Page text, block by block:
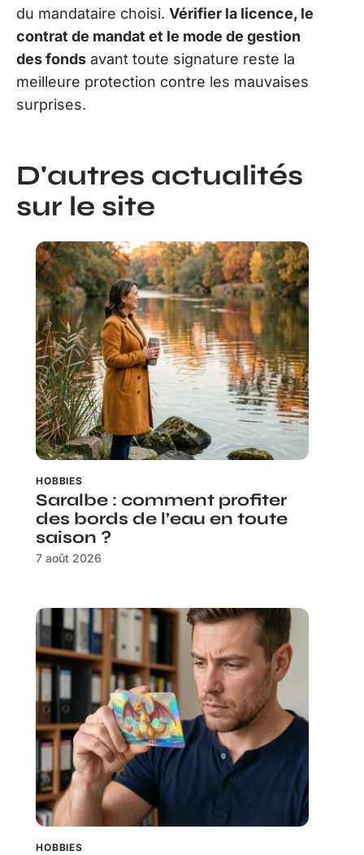
du mandataire choisi. Vérifier la licence, le
contrat de mandat et le mode de gestion
des fonds avant toute signature reste la
meilleure protection contre les mauvaises
surprises.
D'autres actualités
sur le site
HOBBIES
Saralbe : comment profiter
des bords de l’eau en toute
saison ?
7 août 2026
HOBBIES